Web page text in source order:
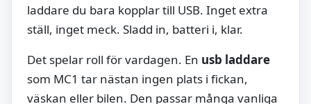
laddare du bara kopplar till USB. Inget extra
ställ, inget meck. Sladd in, batteri i, klar.
Det spelar roll för vardagen. En usb laddare
som MC1 tar nästan ingen plats i fickan,
väskan eller bilen. Den passar många vanliga